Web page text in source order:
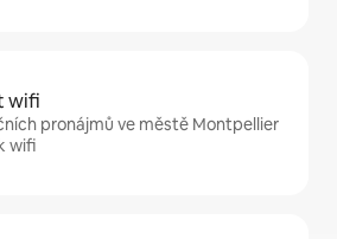
wifi
pronájmů ve městě Montpellier
wifi